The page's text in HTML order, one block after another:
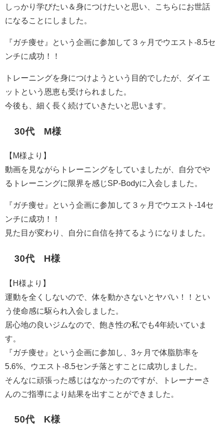
しっかり学びたい＆身につけたいと思い、こちらにお世話
になることにしました。
『ガチ痩せ』という企画に参加して３ヶ月でウエスト-8.5セ
ンチに成功！！
トレーニングを身につけようという目的でしたが、ダイエ
ットという恩恵も受けられました。
今後も、細く長く続けていきたいと思います。
30代 M様
【M様より】
動画を見ながらトレーニングをしていましたが、自分でや
るトレーニングに限界を感じSP-Bodyに入会しました。
『ガチ痩せ』という企画に参加して３ヶ月でウエスト-14セ
ンチに成功！！
見た目が変わり、自分に自信を持てるようになりました。
30代 H様
【H様より】
運動を全くしないので、体を動かさないとヤバい！！とい
う使命感に駆られ入会しました。
居心地の良いジムなので、飽き性の私でも4年続いていま
す。
『ガチ痩せ』という企画に参加し、3ヶ月で体脂肪率を
5.6%、ウエスト-8.5センチ落とすことに成功しました。
そんなに頑張った感じはなかったのですが、トレーナーさ
んのご指導により結果を出すことができました。
50代 K様